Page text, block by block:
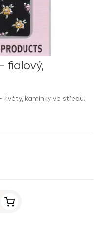
fialový,
kamínky ve středu.